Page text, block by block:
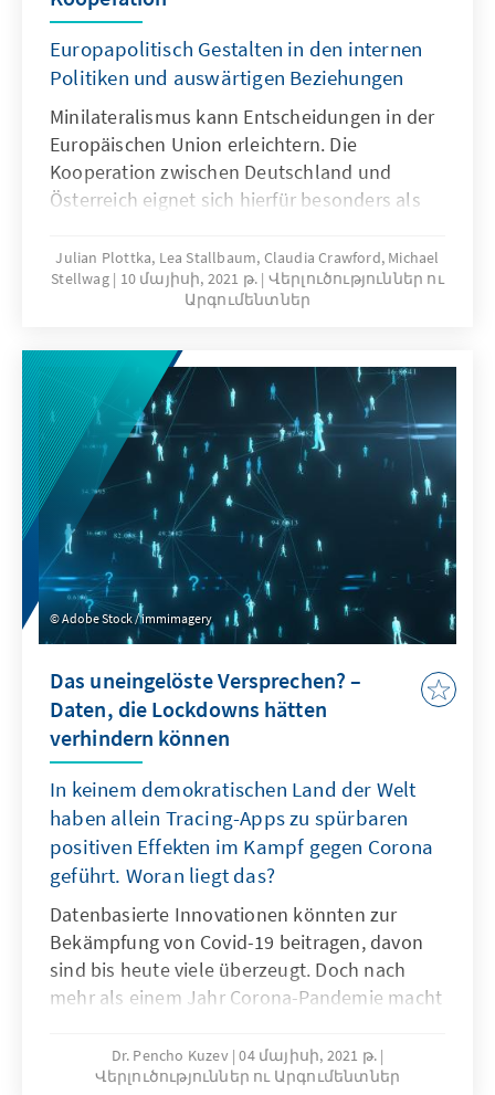
Europapolitisch Gestalten in den internen
Politiken und auswärtigen Beziehungen
Minilateralismus kann Entscheidungen in der
Europäischen Union erleichtern. Die
Kooperation zwischen Deutschland und
Österreich eignet sich hierfür besonders als
Julian Plottka, Lea Stallbaum, Claudia Crawford, Michael
Stellwag
10 մայիսի, 2021 թ. Վերլուծություններ ու
Արգումենտներ
Adobe Stock / immimagery
Das uneingelöste Versprechen? –
Daten, die Lockdowns hätten
verhindern können
In keinem demokratischen Land der Welt
haben allein Tracing-Apps zu spürbaren
positiven Effekten im Kampf gegen Corona
geführt. Woran liegt das?
Datenbasierte Innovationen könnten zur
Bekämpfung von Covid-19 beitragen, davon
sind bis heute viele überzeugt. Doch nach
mehr als einem Jahr Corona-Pandemie macht
Säulen der Pandemiebekämpfung – die
Kontaktverfolgung über die CoronaWarnApp –
Dr. Pencho Kuzev 04 մայիսի, 2021 թ.
Վերլուծություններ ու Արգումենտներ